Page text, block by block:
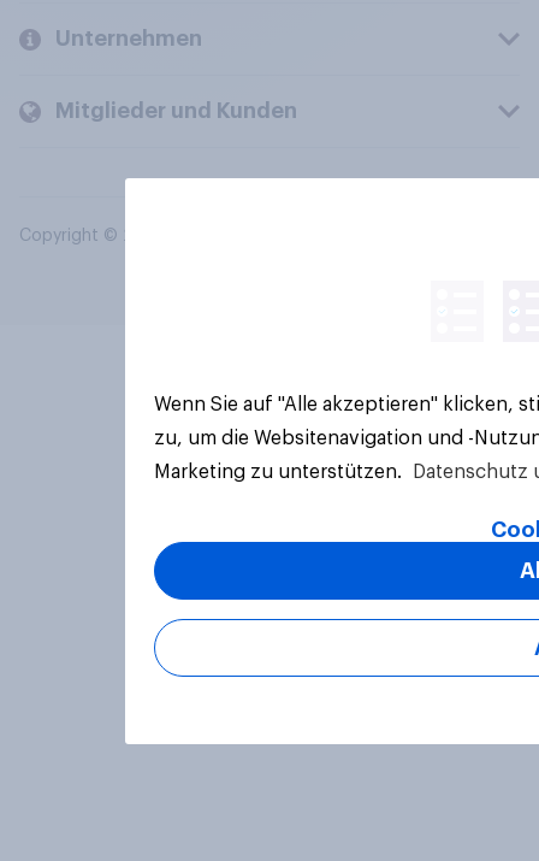
Unternehmen
Mitglieder und Kunden
Copyright © 2026 YouGov PLC. Alle Rechte vorbehalten.
Wenn Sie auf "Alle akzeptieren" klicken,
zu, um die Websitenavigation und -
Marketing zu unterstützen.
Datenschutz